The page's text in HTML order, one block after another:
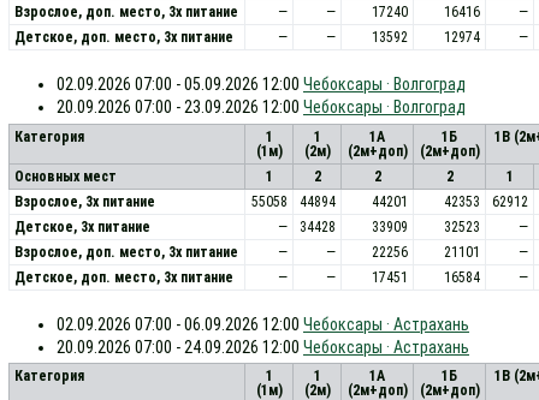
Взрослое, доп. место, 3x питание
— — 17240 16416
—
Детское, доп. место, 3x питание
— — 13592 12974 —
02.09.2026 07:00 - 05.09.2026 12:00 Чебоксары · Волгоград
20.09.2026 07:00 - 23.09.2026 12:00 Чебоксары · Волгоград
Категория
1
(1м)
1
(2м)
1А
(2м+доп)
1Б
(2м+доп)
1В
Основных мест 1 2 2 2
1
Взрослое, 3х питание
55058 44894 44201 42353
62912
Детское, 3х питание
— 34428 33909 32523
—
Взрослое, доп. место, 3x питание
— — 22256 21101
—
Детское, доп. место, 3x питание
— — 17451 16584 —
02.09.2026 07:00 - 06.09.2026 12:00 Чебоксары · Астрахань
20.09.2026 07:00 - 24.09.2026 12:00 Чебоксары · Астрахань
Категория
1
(1м)
1
(2м)
1А
(2м+доп)
1Б
(2м+доп)
1В